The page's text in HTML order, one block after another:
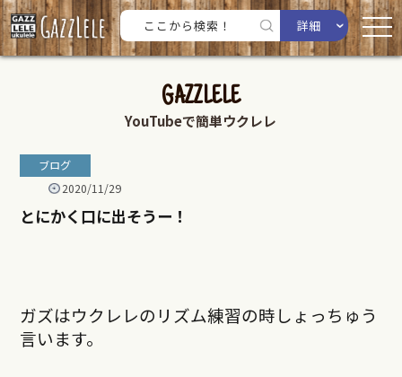
詳細
GAZZLELE
YouTubeで簡単ウクレレ
ブログ
2020/11/29
とにかく口に出そうー！
ガズはウクレレのリズム練習の時しょっちゅう
言います。